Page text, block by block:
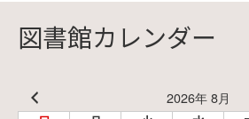
図書館カレンダー
2026年 8月